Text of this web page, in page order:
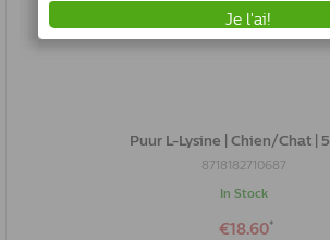
Puur L-Lysine | Chien/Chat |
8718182710687
In Stock
€18.60*